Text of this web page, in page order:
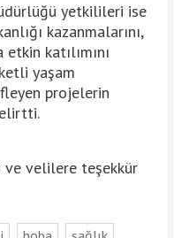
yetkilileri ise
kazanmalarını,
katılımını
yaşam
projelerin
ve velilere teşekkür